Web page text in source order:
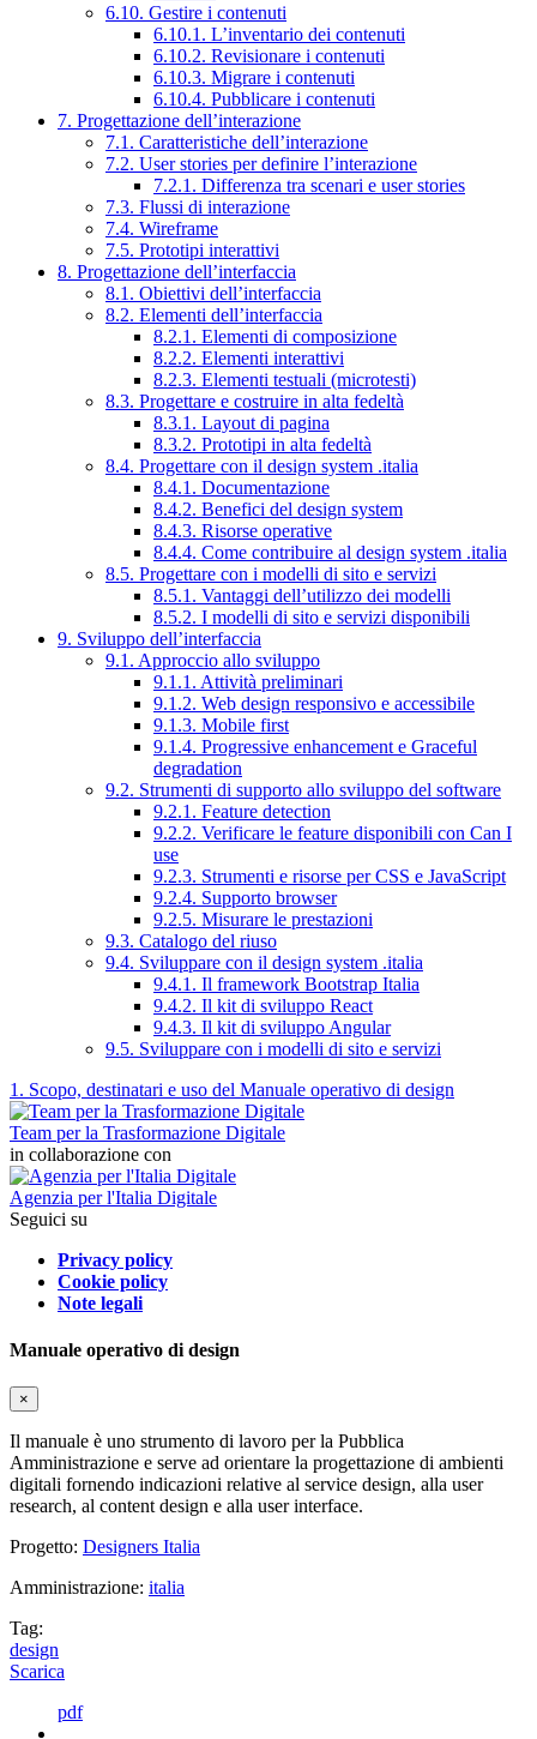
6.10. Gestire i contenuti
6.10.1. L’inventario dei contenuti
6.10.2. Revisionare i contenuti
6.10.3. Migrare i contenuti
6.10.4. Pubblicare i contenuti
7. Progettazione dell’interazione
7.1. Caratteristiche dell’interazione
7.2. User stories per definire l’interazione
7.2.1. Differenza tra scenari e user stories
7.3. Flussi di interazione
7.4. Wireframe
7.5. Prototipi interattivi
8. Progettazione dell’interfaccia
8.1. Obiettivi dell’interfaccia
8.2. Elementi dell’interfaccia
8.2.1. Elementi di composizione
8.2.2. Elementi interattivi
8.2.3. Elementi testuali (microtesti)
8.3. Progettare e costruire in alta fedeltà
8.3.1. Layout di pagina
8.3.2. Prototipi in alta fedeltà
8.4. Progettare con il design system .italia
8.4.1. Documentazione
8.4.2. Benefici del design system
8.4.3. Risorse operative
8.4.4. Come contribuire al design system .italia
8.5. Progettare con i modelli di sito e servizi
8.5.1. Vantaggi dell’utilizzo dei modelli
8.5.2. I modelli di sito e servizi disponibili
9. Sviluppo dell’interfaccia
9.1. Approccio allo sviluppo
9.1.1. Attività preliminari
9.1.2. Web design responsivo e accessibile
9.1.3. Mobile first
9.1.4. Progressive enhancement e Graceful
degradation
9.2. Strumenti di supporto allo sviluppo del software
9.2.1. Feature detection
9.2.2. Verificare le feature disponibili con Can I
use
9.2.3. Strumenti e risorse per CSS e JavaScript
9.2.4. Supporto browser
9.2.5. Misurare le prestazioni
9.3. Catalogo del riuso
9.4. Sviluppare con il design system .italia
9.4.1. Il framework Bootstrap Italia
9.4.2. Il kit di sviluppo React
9.4.3. Il kit di sviluppo Angular
9.5. Sviluppare con i modelli di sito e servizi
1. Scopo, destinatari e uso del Manuale operativo di design
Team per la Trasformazione Digitale
in collaborazione con
Agenzia per l'Italia Digitale
Seguici su
Privacy policy
Cookie policy
Note legali
Manuale operativo di design
×
Il manuale è uno strumento di lavoro per la Pubblica
Amministrazione e serve ad orientare la progettazione di ambienti
digitali fornendo indicazioni relative al service design, alla user
research, al content design e alla user interface.
Progetto: Designers Italia
Amministrazione: italia
Tag:
design
Scarica
pdf